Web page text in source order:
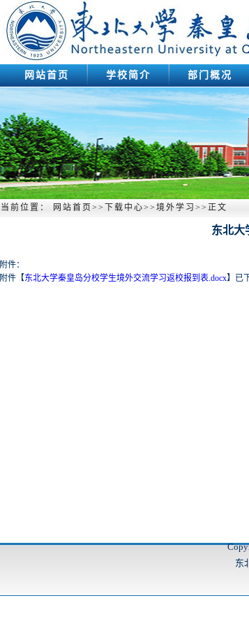
网站首页 学校简介 部门概况
当前位置： 网站首页 >> 下载中心>> 境外学习 >> 正文
东北大
附件：
附件【东北大学秦皇岛分校学生境外交流学习返校报到表.docx】 已
东